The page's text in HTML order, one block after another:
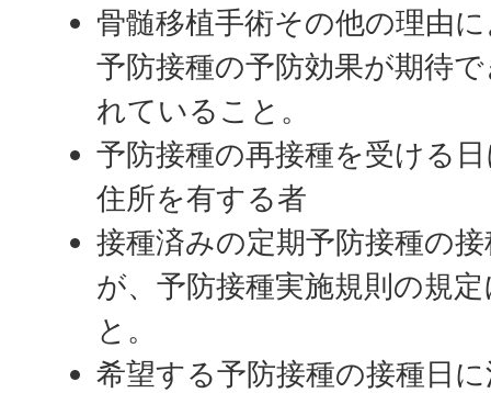
骨髄移植手術その他の理由
予防接種の予防効果が期待
れていること。
予防接種の再接種を受ける
住所を有する者
接種済みの定期予防接種の
が、予防接種実施規則の規
と。
希望する予防接種の接種日